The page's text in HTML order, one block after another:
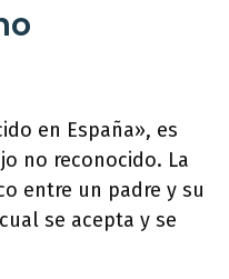
en España», es
no reconocido. La
entre un padre y su
se acepta y se